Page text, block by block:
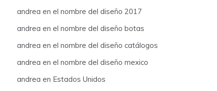
andrea en el nombre del diseño 2017
andrea en el nombre del diseño botas
andrea en el nombre del diseño catálogos
andrea en el nombre del diseño mexico
andrea en Estados Unidos